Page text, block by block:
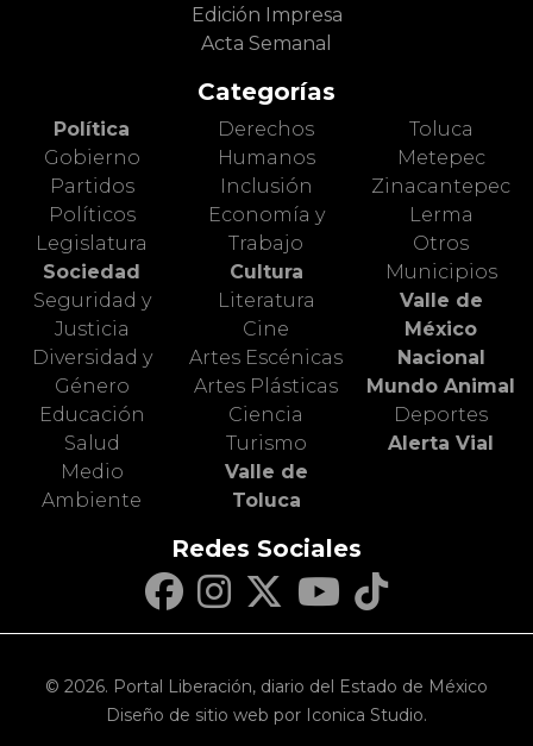
Edición Impresa
Acta Semanal
Categorías
Política
Gobierno
Partidos
Políticos
Legislatura
Sociedad
Seguridad y
Justicia
Diversidad y
Género
Educación
Salud
Medio
Ambiente
Derechos
Humanos
Inclusión
Economía y
Trabajo
Cultura
Literatura
Cine
Artes Escénicas
Artes Plásticas
Ciencia
Turismo
Valle de
Toluca
Toluca
Metepec
Zinacantepec
Lerma
Otros
Municipios
Valle de
México
Nacional
Mundo Animal
Deportes
Alerta Vial
Redes Sociales
© 2026. Portal Liberación, diario del Estado de México
Diseño de sitio web por Iconica Studio.